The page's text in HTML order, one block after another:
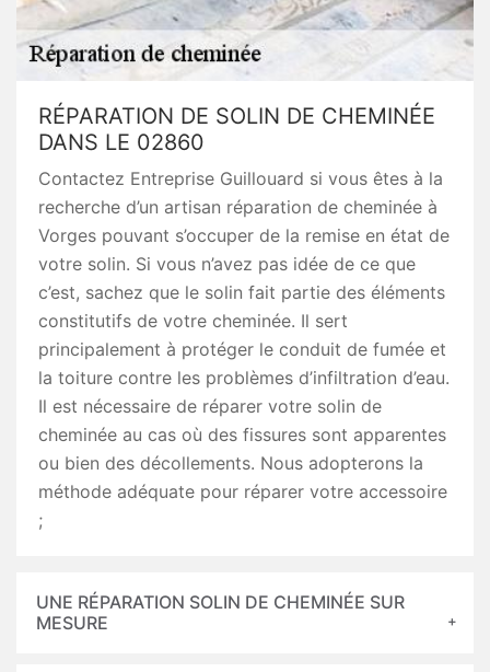
RÉPARATION DE SOLIN DE CHEMINÉE
DANS LE 02860
Contactez Entreprise Guillouard si vous êtes à la
recherche d’un artisan réparation de cheminée à
Vorges pouvant s’occuper de la remise en état de
votre solin. Si vous n’avez pas idée de ce que
c’est, sachez que le solin fait partie des éléments
constitutifs de votre cheminée. Il sert
principalement à protéger le conduit de fumée et
la toiture contre les problèmes d’infiltration d’eau.
Il est nécessaire de réparer votre solin de
cheminée au cas où des fissures sont apparentes
ou bien des décollements. Nous adopterons la
méthode adéquate pour réparer votre accessoire
;
UNE RÉPARATION SOLIN DE CHEMINÉE SUR
MESURE